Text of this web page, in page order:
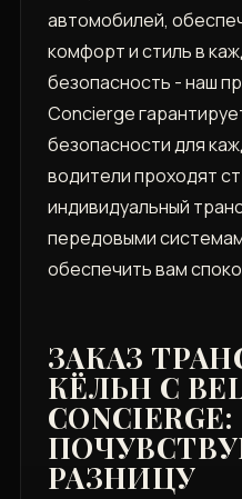
автомобилей,
комфорт и стиль в
безопасность - наш
Concierge
безопасности для
водители проходят
индивидуальный
передовыми
обеспечить вам
ЗАКАЗ
КЁЛЬН С
CONCIERGE:
РАЗНИЦУ